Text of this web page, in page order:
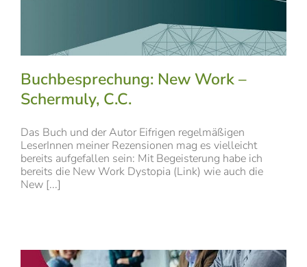
Buchbesprechung: New Work –
Schermuly, C.C.
Das Buch und der Autor Eifrigen regelmäßigen
LeserInnen meiner Rezensionen mag es vielleicht
bereits aufgefallen sein: Mit Begeisterung habe ich
bereits die New Work Dystopia (Link) wie auch die
New [...]